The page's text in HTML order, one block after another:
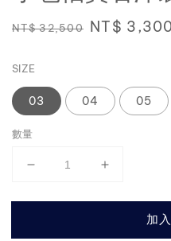
Regular
NT$ 32,500 Sale
NT$ 3,300
SIZE
03 04 05
數量
加